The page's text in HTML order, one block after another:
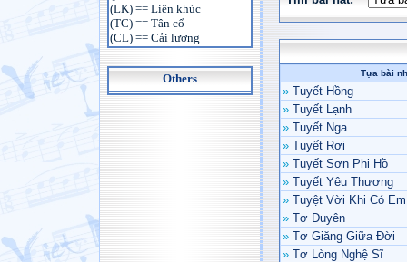
(LK) == Liên khúc
(TC) == Tân cổ
(CL) == Cải lương
Others Tựa bài
» Tuyết Hồng
» Tuyết Lạnh
» Tuyết Nga
» Tuyết Rơi
» Tuyết Sơn Phi Hồ
» Tuyết Yêu Thương
» Tuyệt Vời Khi Có Em
» Tơ Duyên
» Tơ Giăng Giữa Đời
» Tơ Lòng Nghệ Sĩ